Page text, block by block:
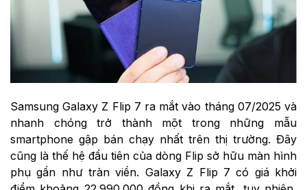
Samsung Galaxy Z Flip 7 ra mắt vào tháng 07/2025 và
nhanh chóng trở thành một trong những mẫu
smartphone gập bán chạy nhất trên thị trường. Đây
cũng là thế hệ đầu tiên của dòng Flip sở hữu màn hình
phụ gần như tràn viền. Galaxy Z Flip 7 có giá khởi